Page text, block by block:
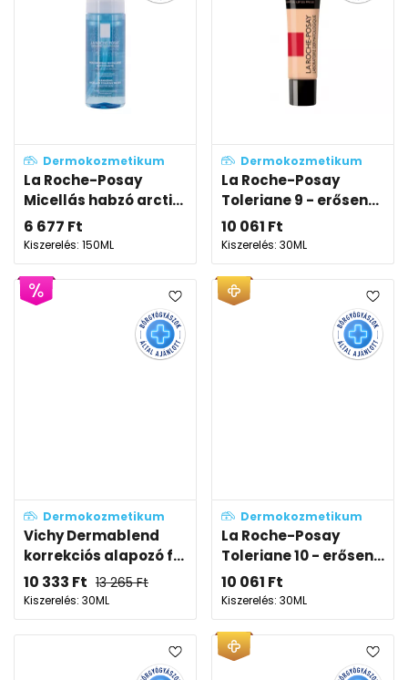
Dermokozmetikum
La Roche-Posay
Micellás habzó arcti...
6 677 Ft
Kiszerelés: 150ML
Dermokozmetikum
La Roche-Posay
Toleriane 9 - erősen...
10 061 Ft
Kiszerelés: 30ML
Dermokozmetikum
Vichy Dermablend
korrekciós alapozó f...
10 333 Ft 13 265Ft
Kiszerelés: 30ML
Dermokozmetikum
La Roche-Posay
Toleriane 10 - erősen...
10 061 Ft
Kiszerelés: 30ML